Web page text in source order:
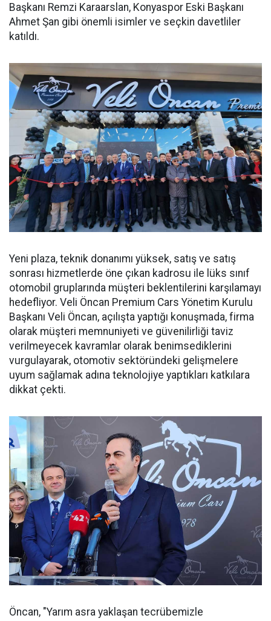
Başkanı Remzi Karaarslan, Konyaspor Eski Başkanı
Ahmet Şan gibi önemli isimler ve seçkin davetliler
katıldı.
Yeni plaza, teknik donanımı yüksek, satış ve satış
sonrası hizmetlerde öne çıkan kadrosu ile lüks sınıf
otomobil gruplarında müşteri beklentilerini karşılamayı
hedefliyor. Veli Öncan Premium Cars Yönetim Kurulu
Başkanı Veli Öncan, açılışta yaptığı konuşmada, firma
olarak müşteri memnuniyeti ve güvenilirliği taviz
verilmeyecek kavramlar olarak benimsediklerini
vurgulayarak, otomotiv sektöründeki gelişmelere
uyum sağlamak adına teknolojiye yaptıkları katkılara
dikkat çekti.
Öncan, "Yarım asra yaklaşan tecrübemizle